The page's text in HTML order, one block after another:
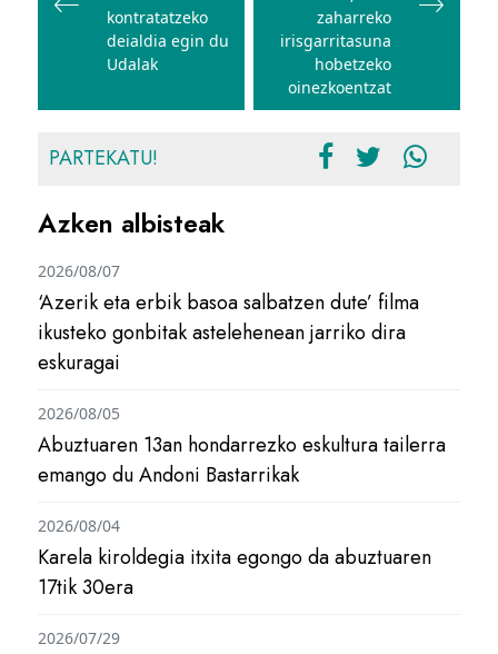
kontratatzeko
deialdia egin du
Udalak
zaharreko
irisgarritasuna
hobetzeko
oinezkoentzat
PARTEKATU!
Azken albisteak
‘Azerik eta erbik basoa salbatzen dute’ filma
ikusteko gonbitak astelehenean jarriko dira
eskuragai
2026/08/07
Abuztuaren 13an hondarrezko eskultura tailerra
emango du Andoni Bastarrikak
2026/08/05
Karela kiroldegia itxita egongo da abuztuaren
17tik 30era
2026/08/04
2026/07/29